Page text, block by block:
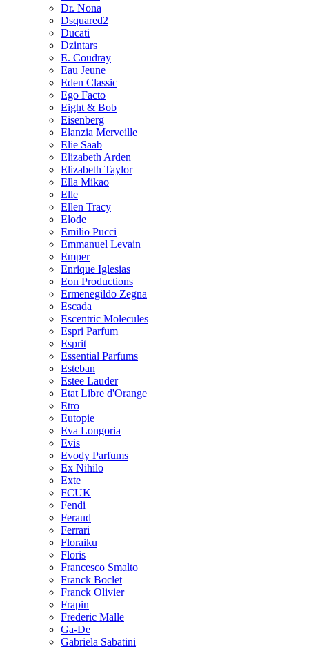
Dr. Nona
Dsquared2
Ducati
Dzintars
E. Coudray
Eau Jeune
Eden Classic
Ego Facto
Eight & Bob
Eisenberg
Elanzia Merveille
Elie Saab
Elizabeth Arden
Elizabeth Taylor
Ella Mikao
Elle
Ellen Tracy
Elode
Emilio Pucci
Emmanuel Levain
Emper
Enrique Iglesias
Eon Productions
Ermenegildo Zegna
Escada
Escentric Molecules
Espri Parfum
Esprit
Essential Parfums
Esteban
Estee Lauder
Etat Libre d'Orange
Etro
Eutopie
Eva Longoria
Evis
Evody Parfums
Ex Nihilo
Exte
FCUK
Fendi
Feraud
Ferrari
Floraiku
Floris
Francesco Smalto
Franck Boclet
Franck Olivier
Frapin
Frederic Malle
Ga-De
Gabriela Sabatini